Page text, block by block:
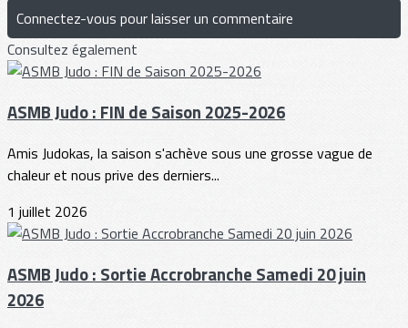
Connectez-vous pour laisser un commentaire
Consultez également
ASMB Judo : FIN de Saison 2025-2026
Amis Judokas, la saison s'achève sous une grosse vague de
chaleur et nous prive des derniers...
1 juillet 2026
ASMB Judo : Sortie Accrobranche Samedi 20 juin
2026